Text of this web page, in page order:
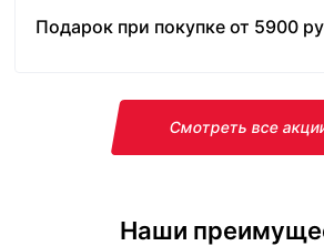
Подарок при покупке от 5900
Смотреть все
Наши